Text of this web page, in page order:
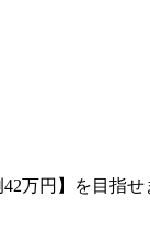
万円】を目指